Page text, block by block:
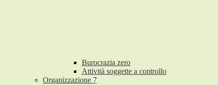
Burocrazia zero
Attività soggette a controllo
Organizzazione 7